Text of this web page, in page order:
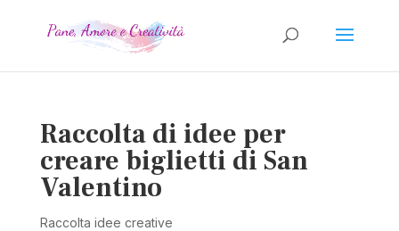
Raccolta di idee per
creare biglietti di San
Valentino
Raccolta idee creative